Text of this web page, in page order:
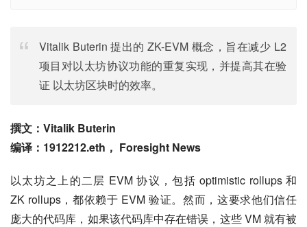
Vitalik Buterin 提出的 ZK-EVM 概念，旨在减少 L2
项目对以太坊协议功能的重复实现，并提高其在验
证 以太坊区块时的效率。
撰文：Vitalik Buterin
编译：1912212.eth， Foresight News
以太坊之上的二层 EVM 协议，包括 optimistic rollups 和
ZK rollups，都依赖于 EVM 验证。然而，这要求他们信任
庞大的代码库，如果该代码库中存在错误，这些 VM 就有被